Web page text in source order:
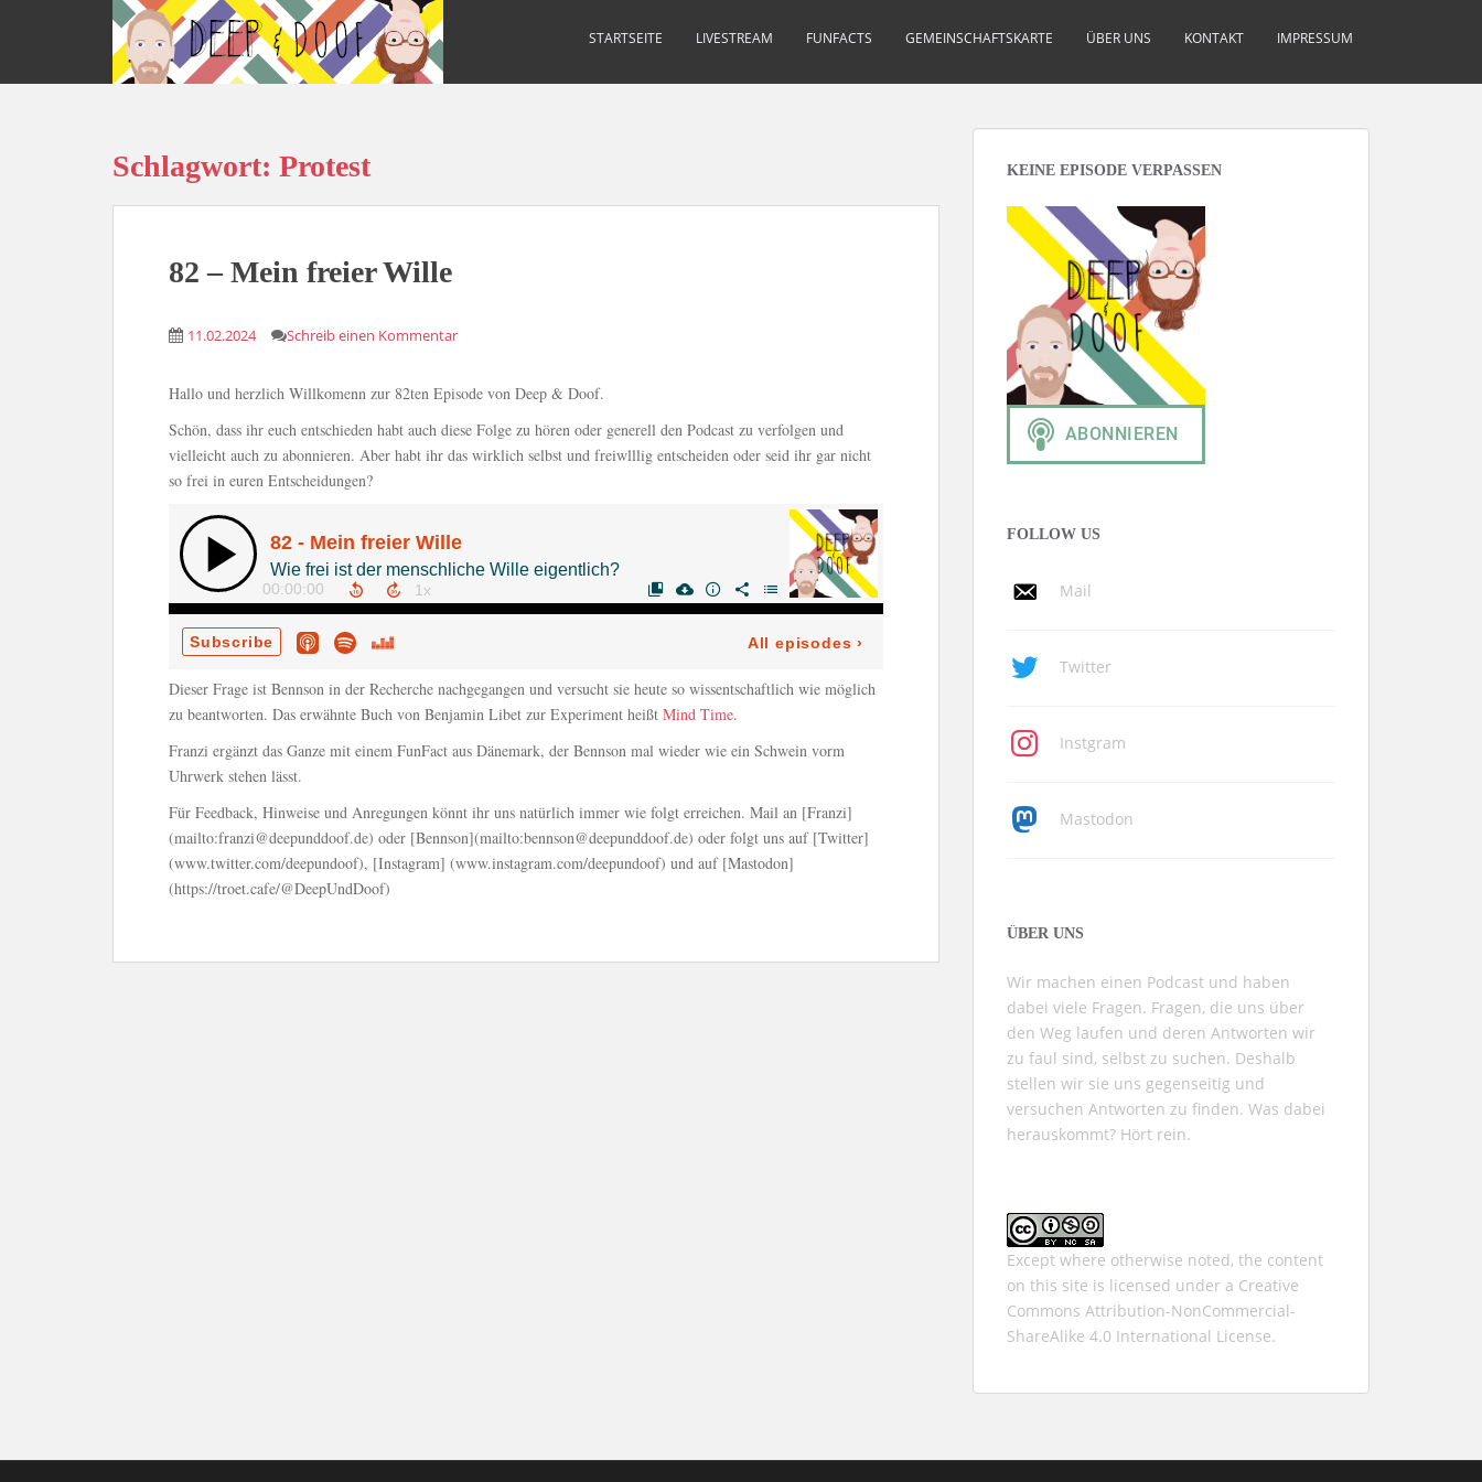
p
STARTSEITE LIVESTREAM FUNFACTS GEMEINSCHAFTSKARTE ÜBER UNS KONTAKT IMPRESSUM
Schlagwort: Protest
82 – Mein freier Wille
11.02.2024 Schreib einen Kommentar
Hallo und herzlich Willkomenn zur 82ten Episode von Deep & Doof.
Schön, dass ihr euch entschieden habt auch diese Folge zu hören oder generell den Podcast zu verfolgen und
vielleicht auch zu abonnieren. Aber habt ihr das wirklich selbst und freiwlllig entscheiden oder seid ihr gar nicht
so frei in euren Entscheidungen?
Dieser Frage ist Bennson in der Recherche nachgegangen und versucht sie heute so wissentschaftlich wie möglich
zu beantworten. Das erwähnte Buch von Benjamin Libet zur Experiment heißt Mind Time.
Franzi ergänzt das Ganze mit einem FunFact aus Dänemark, der Bennson mal wieder wie ein Schwein vorm
Uhrwerk stehen lässt.
Für Feedback, Hinweise und Anregungen könnt ihr uns natürlich immer wie folgt erreichen. Mail an [Franzi]
(mailto:franzi@deepunddoof.de) oder [Bennson](mailto:bennson@deepunddoof.de) oder folgt uns auf [Twitter]
(www.twitter.com/deepundoof), [Instagram] (www.instagram.com/deepundoof) und auf [Mastodon]
(https://troet.cafe/@DeepUndDoof)
KEINE EPISODE VERPASSEN
FOLLOW US
Mail
Twitter
Instgram
Mastodon
ÜBER UNS
Wir machen einen Podcast und haben
dabei viele Fragen. Fragen, die uns über
den Weg laufen und deren Antworten wir
zu faul sind, selbst zu suchen. Deshalb
stellen wir sie uns gegenseitig und
versuchen Antworten zu finden. Was dabei
herauskommt? Hört rein.
Except where otherwise noted, the content
on this site is licensed under a Creative
Commons Attribution-NonCommercial-
ShareAlike 4.0 International License.